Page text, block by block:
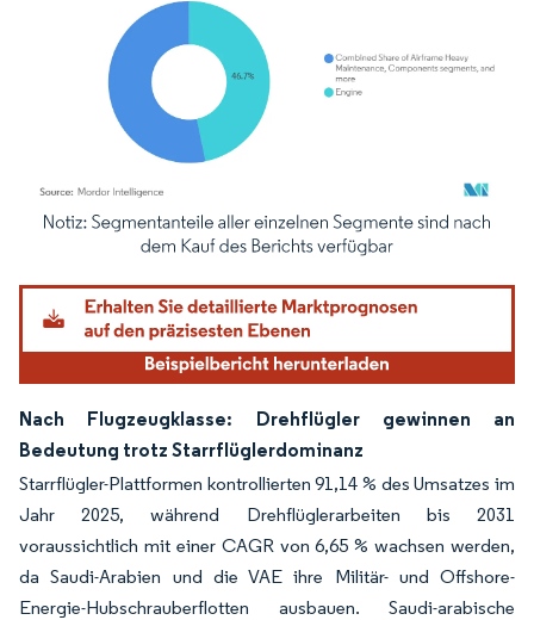
Bild © Mordor Intelligence. Wiederverwendung erfordert Namensnennung
Nach Flugzeugklasse: Drehflügler gewinnen an
Bedeutung trotz Starrflüglerdominanz
Starrflügler-Plattformen kontrollierten 91,14 % des Umsatzes im
Jahr 2025, während Drehflüglerarbeiten bis 2031
voraussichtlich mit einer CAGR von 6,65 % wachsen werden,
da Saudi-Arabien und die VAE ihre Militär- und Offshore-
Energie-Hubschrauberflotten ausbauen. Saudi-arabische